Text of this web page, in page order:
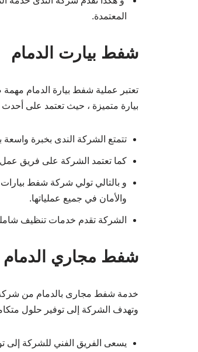
المعتمدة.
شفط بيارت الدمام
تعتبر عملية شفط بيارة الدمام
بيارة متميزة ، حيث تعتمد على أحدث
تتمتع الشركة الندى بخبرة واسعة
كما تعتمد الشركة على فريق
و بالتالي تولي شركة شفط بيارات
والأمان في جميع عملياتها.
الشركة تقدم خدمات تنظيف
شفط مجاري الدمام
خدمة شفط مجارى بالدمام من شركة
وتهدف الشركة إلى توفير حلول
يسعى الفريق الفني للشركة إلى